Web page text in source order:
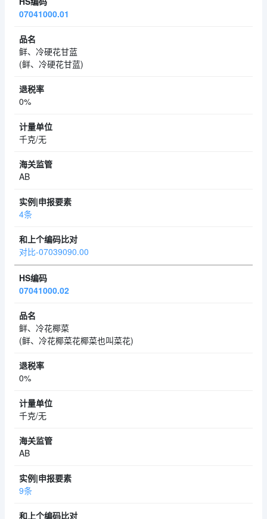
07041000.01
鲜、冷硬花甘蓝
(鲜、冷硬花甘蓝)
0%
千克/无
AB
4条
对比-07039090.00
07041000.02
鲜、冷花椰菜
(鲜、冷花椰菜花椰菜也叫菜花)
0%
千克/无
AB
9条